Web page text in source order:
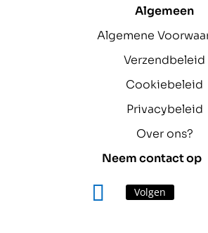
Algemeen
Algemene
Verzendbeleid
Cookiebeleid
Privacybeleid
Over ons?
Neem contact op
Volgen